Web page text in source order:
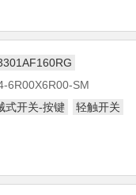
6R00X6R00-SM
式开关-按键
轻触开关